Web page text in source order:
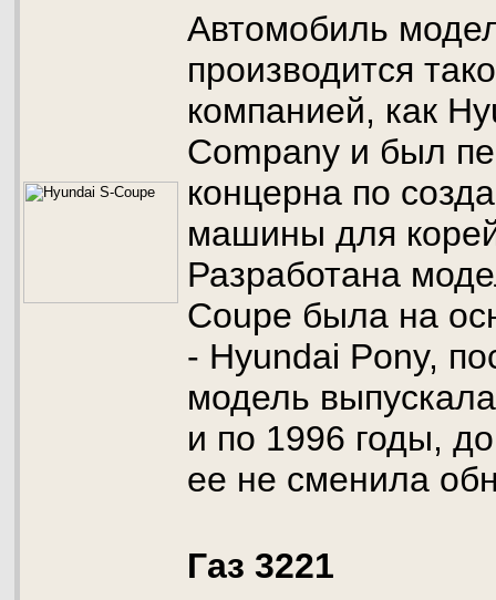
Автомобиль
производится
компанией, как
Company и был
концерна по
машины для
Разработана
Coupe была на
- Hyundai Pony,
модель
и по 1996 годы,
ее не сменила
Газ 3221